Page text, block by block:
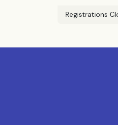
Registrations